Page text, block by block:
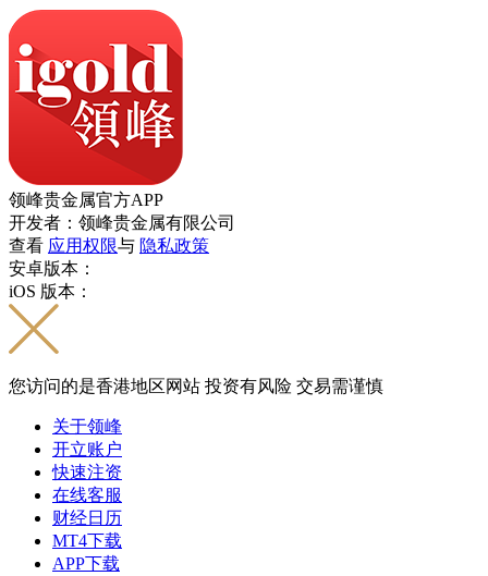
领峰贵金属官方APP
开发者：领峰贵金属有限公司
查看 应用权限与 隐私政策
安卓版本：
iOS 版本：
您访问的是香港地区网站 投资有风险 交易需谨慎
关于领峰
开立账户
快速注资
在线客服
财经日历
MT4下载
APP下载